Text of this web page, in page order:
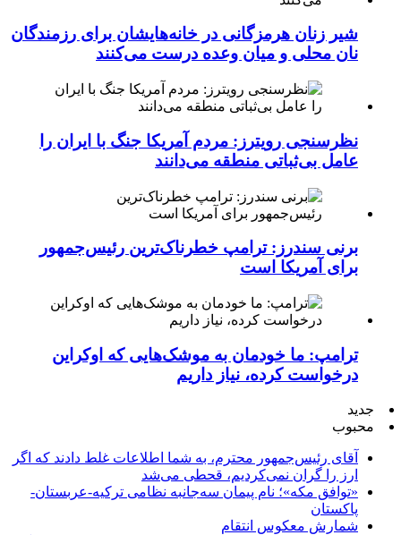
شیر زنان هرمزگانی در خانه‌هایشان برای رزمندگان
نان محلی و میان وعده درست می‌کنند
نظرسنجی رویترز: مردم آمریکا جنگ با ایران را
عامل بی‌ثباتی منطقه می‌دانند
برنی سندرز: ترامپ خطرناک‌ترین رئیس‌جمهور
برای آمریکا است
ترامپ: ما خودمان به موشک‌هایی که اوکراین
درخواست کرده، نیاز داریم
جدید
محبوب
آقای رئیس‌جمهور محترم، به شما اطلاعات غلط دادند که اگر
ارز را گران نمی‌کردیم، قحطی می‌شد
«توافق مکه»؛ نام پیمان سه‌جانبه نظامی ترکیه-عربستان-
پاکستان
شمارش معکوس انتقام